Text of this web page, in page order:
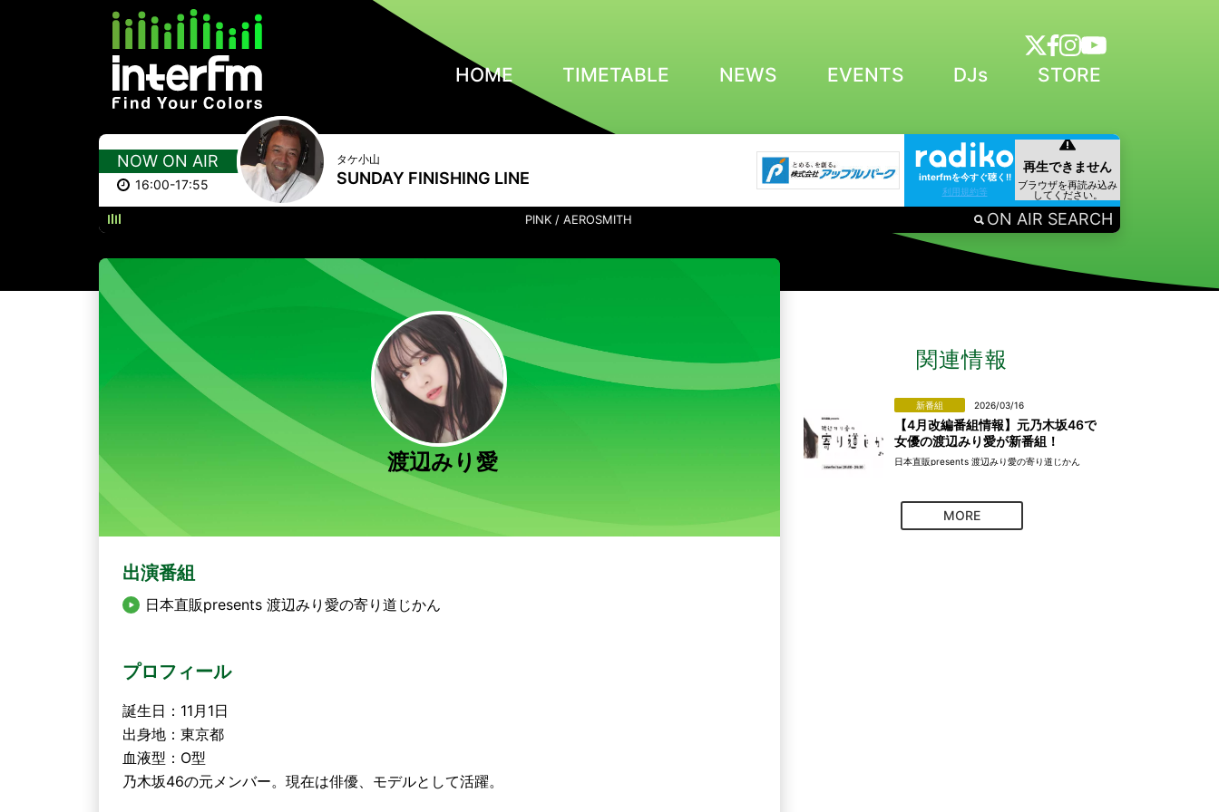
HOME TIMETABLE NEWS EVENTS DJs STORE
NOW ON AIR
16:00-17:55
タケ小山
SUNDAY FINISHING LINE
interfmを今すぐ聴く!!
利用規約等
PINK / AEROSMITH ON AIR SEARCH
渡辺みり愛
出演番組
日本直販presents 渡辺みり愛の寄り道じかん
プロフィール
誕生日：11月1日
出身地：東京都
血液型：O型
乃木坂46の元メンバー。現在は俳優、モデルとして活躍。
関連情報
新番組 2026/03/16
【4月改編番組情報】元乃木坂46で
女優の渡辺みり愛が新番組！
日本直販presents 渡辺みり愛の寄り道じかん
MORE